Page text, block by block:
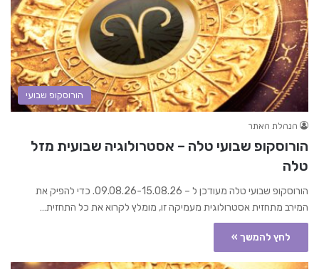
הורוסקופ שבועי
הנהלת האתר
הורוסקופ שבועי טלה – אסטרולוגיה שבועית מזל
טלה
הורוסקופ שבועי טלה מעודכן ל – 09.08.26-15.08.26. כדי להפיק את
המירב מתחזית אסטרולוגית מעמיקה זו, מומלץ לקרוא את כל התחזית…
לחץ להמשך »